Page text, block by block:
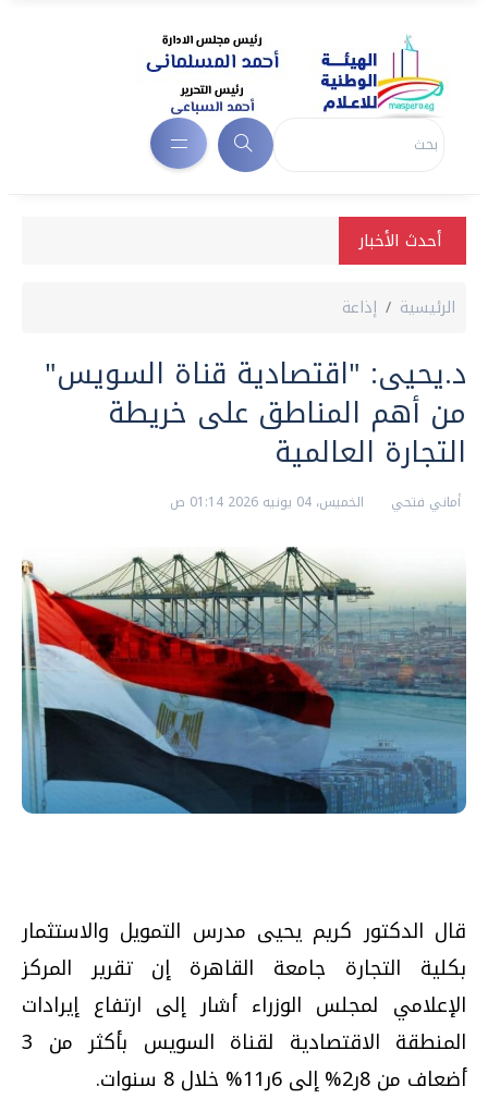
أحدث الأخبار
الرئيسية إذاعة
د.يحيى: "اقتصادية قناة السويس"
من أهم المناطق على خريطة
التجارة العالمية
أماني فتحي الخميس، 04 يونيه 2026 01:14 ص
قال الدكتور كريم يحيى مدرس التمويل والاستثمار
بكلية التجارة جامعة القاهرة إن تقرير المركز
الإعلامي لمجلس الوزراء أشار إلى ارتفاع إيرادات
المنطقة الاقتصادية لقناة السويس بأكثر من 3
أضعاف من 8ر2% إلى 6ر11% خلال 8 سنوات.